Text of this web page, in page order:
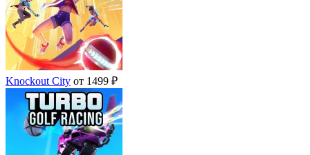
Knockout City от 1499 ₽